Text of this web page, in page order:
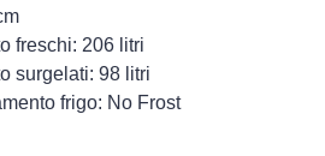
freschi: 206 litri
surgelati: 98 litri
frigo: No Frost